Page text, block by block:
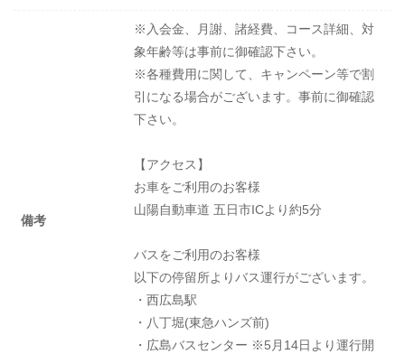
備考
※入会金、月謝、諸経費、コース詳細、対
象年齢等は事前に御確認下さい。
※各種費用に関して、キャンペーン等で割
引になる場合がございます。事前に御確認
下さい。
【アクセス】
お車をご利用のお客様
山陽自動車道 五日市ICより約5分
バスをご利用のお客様
以下の停留所よりバス運行がございます。
・西広島駅
・八丁堀(東急ハンズ前)
・広島バスセンター ※5月14日より運行開